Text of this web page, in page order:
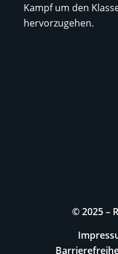
Kampf um den
hervorzugehen.
© 2025 –